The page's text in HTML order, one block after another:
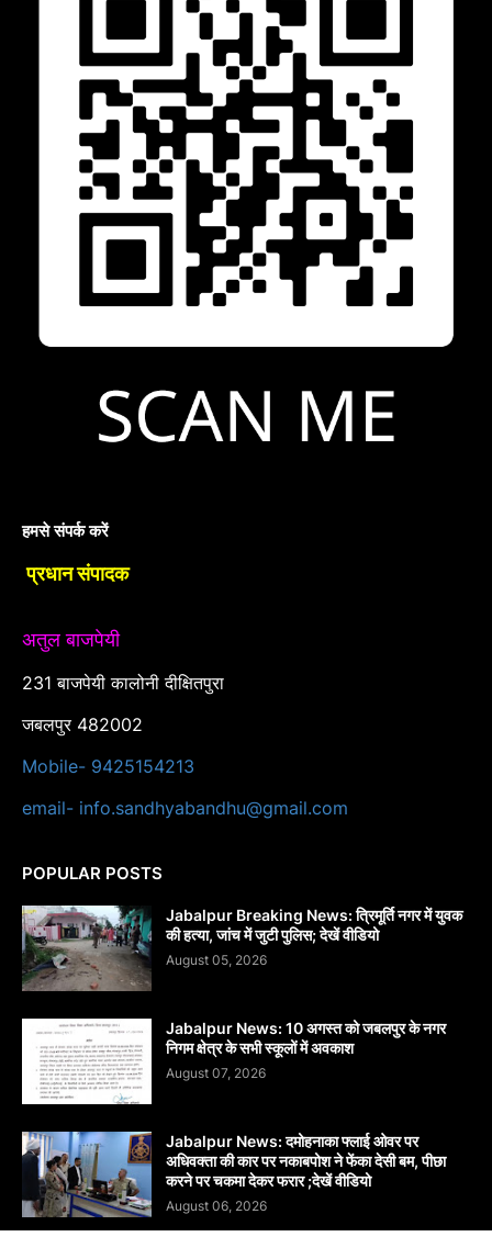
हमसे संपर्क करें
प्रधान संपादक
अतुल बाजपेयी
231 बाजपेयी कालोनी दीक्षितपुरा
जबलपुर 482002
Mobile- 9425154213
email- info.sandhyabandhu@gmail.com
POPULAR POSTS
Jabalpur Breaking News: त्रिमूर्ति नगर में युवक
की हत्या, जांच में जुटी पुलिस; देखें वीडियो
August 05, 2026
Jabalpur News: 10 अगस्त को जबलपुर के नगर
निगम क्षेत्र के सभी स्कूलों में अवकाश
August 07, 2026
Jabalpur News: दमोहनाका फ्लाई ओवर पर
अधिवक्ता की कार पर नकाबपोश ने फेंका देसी बम, पीछा
करने पर चकमा देकर फरार ;देखें वीडियो
August 06, 2026